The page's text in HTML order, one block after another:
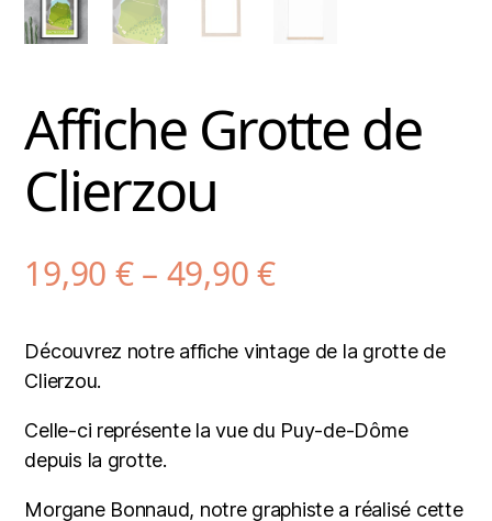
Affiche Grotte de
Clierzou
19,90 €– 49,90€
Découvrez notre affiche vintage de la grotte de
Clierzou.
Celle-ci représente la vue du Puy-de-Dôme
depuis la grotte.
Morgane Bonnaud, notre graphiste a réalisé cette